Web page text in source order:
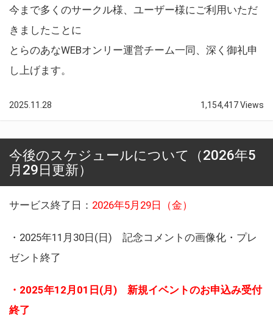
今まで多くのサークル様、ユーザー様にご利用いただ
きましたことに
とらのあなWEBオンリー運営チーム一同、深く御礼申
し上げます。
2025.11.28 1,154,417 Views
今後のスケジュールについて（2026年5
月29日更新）
サービス終了日： 2026年5月29日（金）
・2025年11月30日(日) 記念コメントの画像化・プレ
ゼント終了
・2025年12月01日(月) 新規イベントのお申込み受付
終了